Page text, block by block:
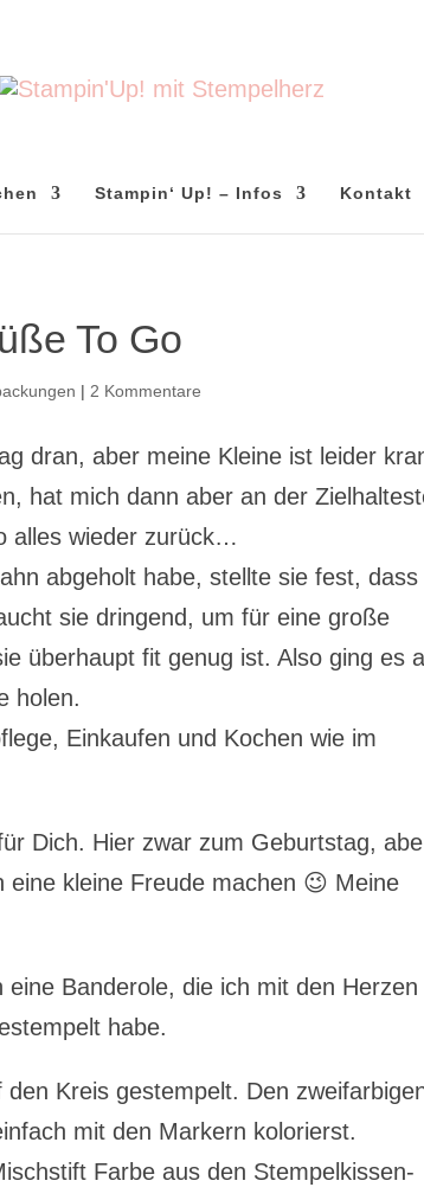
Stampin‘ Up! – Infos Kontakt
To Go
| 2 Kommentare
dran, aber meine Kleine ist leider
hat mich dann aber an der
alles wieder zurück…
abgeholt habe, stellte sie fest, dass
sie dringend, um für eine große
überhaupt fit genug ist. Also ging es
holen.
Einkaufen und Kochen wie im
Dich. Hier zwar zum Geburtstag,
kleine Freude machen 😉 Meine
Banderole, die ich mit den Herzen
habe.
Kreis gestempelt. Den
mit den Markern kolorierst.
Farbe aus den Stempelkissen-